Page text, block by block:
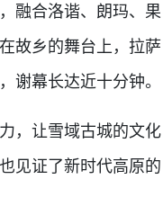
融合洛谐、朗玛、果
故乡的舞台上，拉萨
谢幕长达近十分钟。
，让雪域古城的文化
见证了新时代高原的